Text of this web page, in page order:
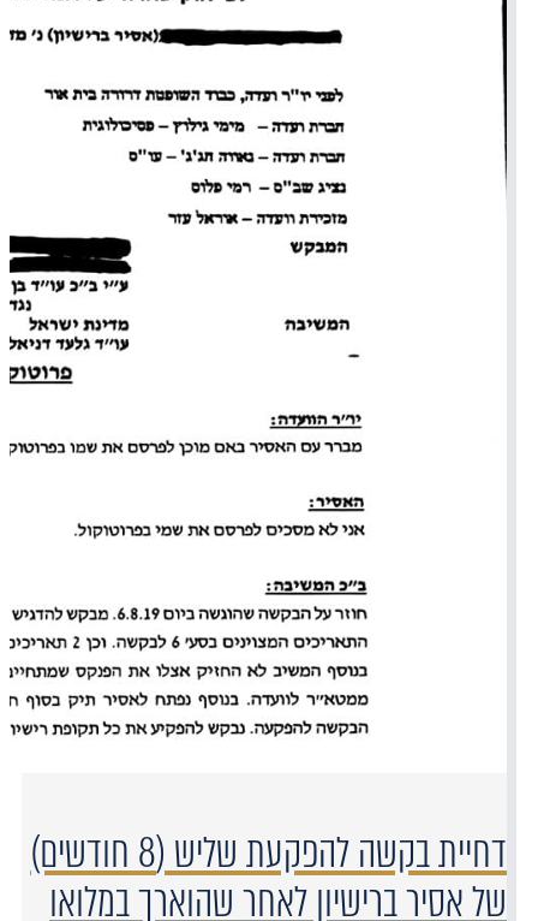
דחיית בקשה להפקעת שליש (8 חודשים)
של אסיר ברישיון לאחר שהוארך במלואו